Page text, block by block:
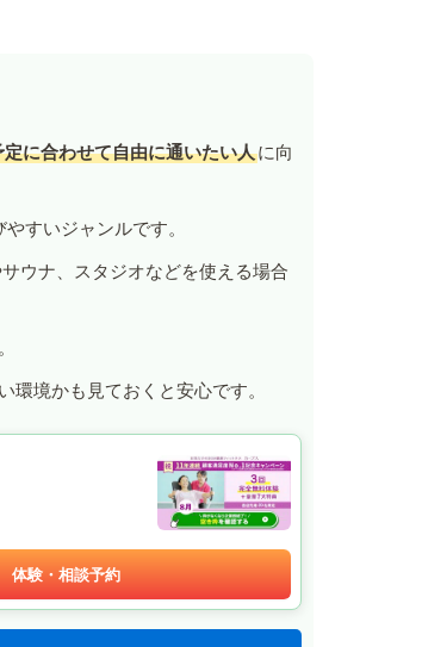
に合わせて自由に通いたい人に向
すいジャンルです。
ウナ、スタジオなどを使える場合
境かも見ておくと安心です。
体験・相談予約